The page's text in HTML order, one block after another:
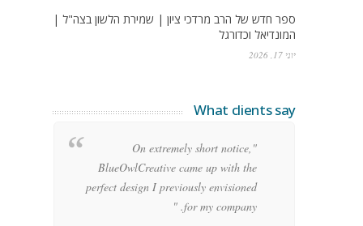
ספר חדש של הרב מרדכי ציון | שמירת הלשון בצה"ל |
המונדיאל וכדורגל
יוני 17, 2026
What clients say
"On extremely short notice,
BlueOwlCreative came up with the
perfect design I previously envisioned
for my company. "